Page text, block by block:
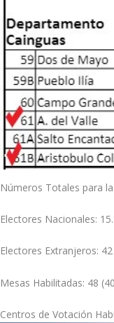
Números Totales para
Electores Nacionales:
Electores Extranjeros:
Mesas Habilitadas: 48
Centros de Votación